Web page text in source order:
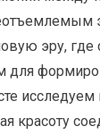
эру, где
для
исследуем
красоту